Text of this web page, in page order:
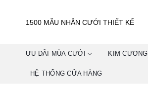
1500 MẪU NHẪN CƯỚI THIẾT KẾ
ƯU ĐÃI MÙA CƯỚI KIM CƯƠNG
HỆ THỐNG CỬA HÀNG